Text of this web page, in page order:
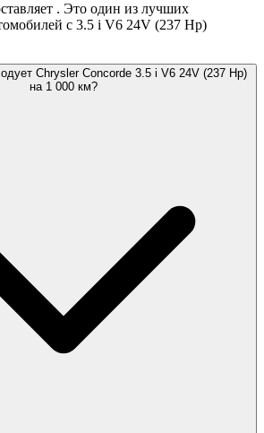
. Это один из лучших
с 3.5 i V6 24V (237 Hp)
Chrysler Concorde 3.5 i V6 24V (237 Hp)
на 1 000 км?